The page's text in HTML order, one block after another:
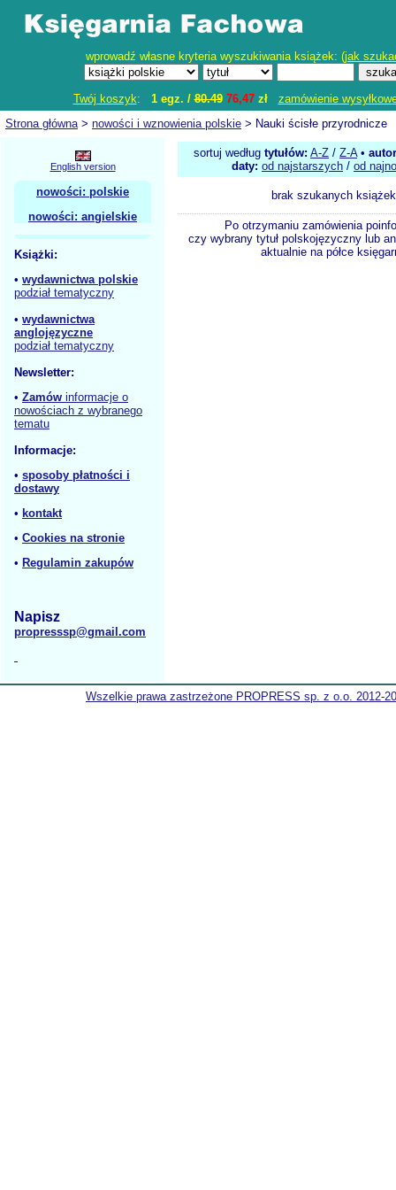
wprowadź własne kryteria wyszukiwania książek: (jak
Twój koszyk: 1 egz. /80.49 76,47zł
zamówienie
Strona główna> nowości i wznowienia polskie > Nauki ścisłe przyrodnicze
English version
nowości: polskie
nowości: angielskie
Książki:
• wydawnictwa polskie
podział tematyczny
• wydawnictwa
anglojęzyczne
podział tematyczny
Newsletter:
• Zamów informacje o
nowościach z wybranego
tematu
Informacje:
• sposoby płatności i
dostawy
• kontakt
• Cookies na stronie
• Regulamin zakupów
Napisz
propresssp@gmail.com
sortuj według tytułów: A-Z / Z-A•
daty: od najstarszych / od
brak szukanych książek
Po otrzymaniu zamówienia
czy wybrany tytuł polskojęzyczny lub
aktualnie na półce
Wszelkie prawa zastrzeżone PROPRESS sp. z o.o. 2012-